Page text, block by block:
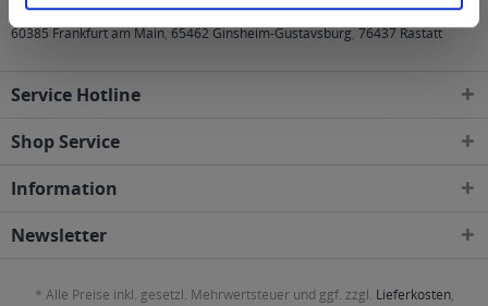
60385 Frankfurt am Main,65462 Ginsheim-Gustavsburg,76437 Rastatt
Service Hotline
Shop Service
Information
Newsletter
* Alle Preise inkl. gesetzl. Mehrwertsteuer und ggf. zzgl. Lieferkosten,